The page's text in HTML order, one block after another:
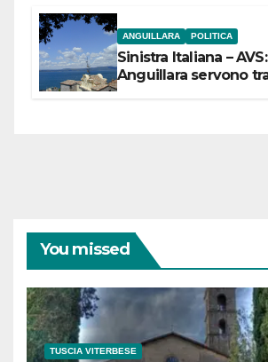
ANGUILLARA POLITICA
Sinistra Italiana –
Anguillara servono
You missed
TUSCIA VITERBESE